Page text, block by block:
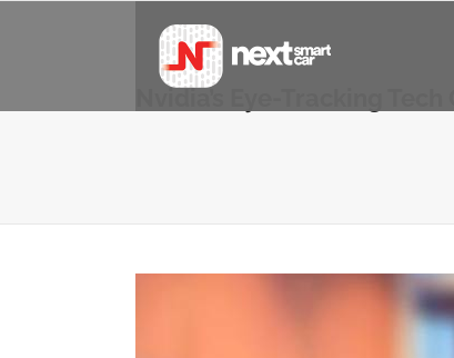
Nvidia’s Eye-Tracking